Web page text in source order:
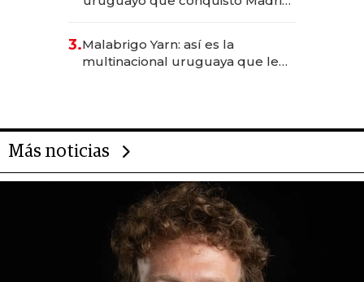
anticipación y prepara apertura
3.Malabrigo Yarn: así es la
multinacional uruguaya que le
Más noticias